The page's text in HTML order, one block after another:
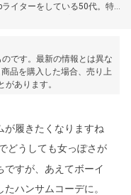
イターをしている50代。特に
です。最新の情報とは異な
品を購入した場合、売り上
あります。
が履きたくなりますね
どうしても女っぽさが
ですが、あえてボーイ
ハンサムコーデに。